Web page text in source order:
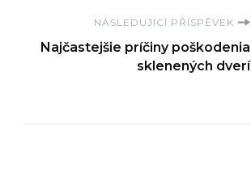
NÁSLEDUJÍCÍ PŘÍSPĚVEK
Najčastejšie príčiny poškodenia
sklenených dverí